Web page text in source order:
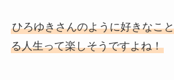
ひろゆきさんのように好きなこ
る人生って楽しそうですよね！